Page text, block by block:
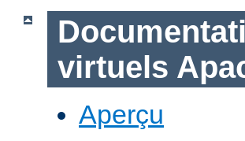
virtuels
Aperçu